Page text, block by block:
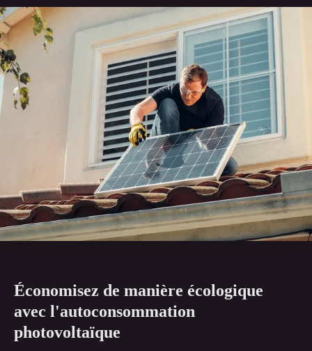
Économisez de manière écologique
avec l'autoconsommation
photovoltaïque